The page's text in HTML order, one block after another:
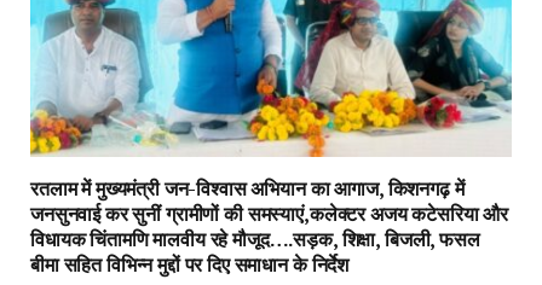
रतलाम में मुख्यमंत्री जन-विश्वास अभियान का आगाज, किशनगढ़ में
जनसुनवाई कर सुनीं ग्रामीणों की समस्याएं,कलेक्टर अजय कटेसरिया और
विधायक चिंतामणि मालवीय रहे मौजूद….सड़क, शिक्षा, बिजली, फसल
बीमा सहित विभिन्न मुद्दों पर दिए समाधान के निर्देश